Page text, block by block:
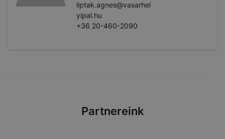
liptak.agnes@vasarhel
yipal.hu
+36 20-460-2090
Partnereink